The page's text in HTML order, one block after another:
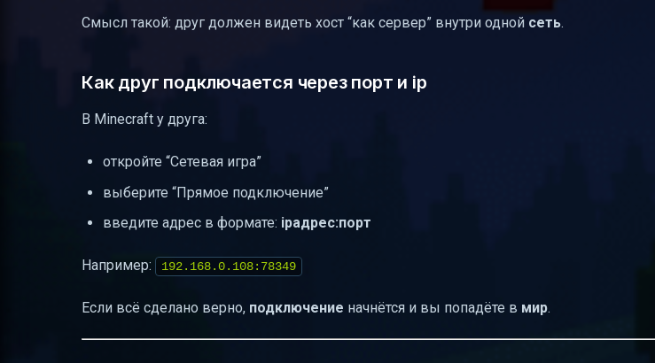
Смысл такой: друг должен видеть хост “как сервер” внутри одной сеть.
Как друг подключается через порт и ip
В Minecraft у друга:
откройте “Сетевая игра”
выберите “Прямое подключение”
введите адрес в формате: ipадрес:порт
Например: 192.168.0.108:78349
Если всё сделано верно, подключение начнётся и вы попадёте в мир.